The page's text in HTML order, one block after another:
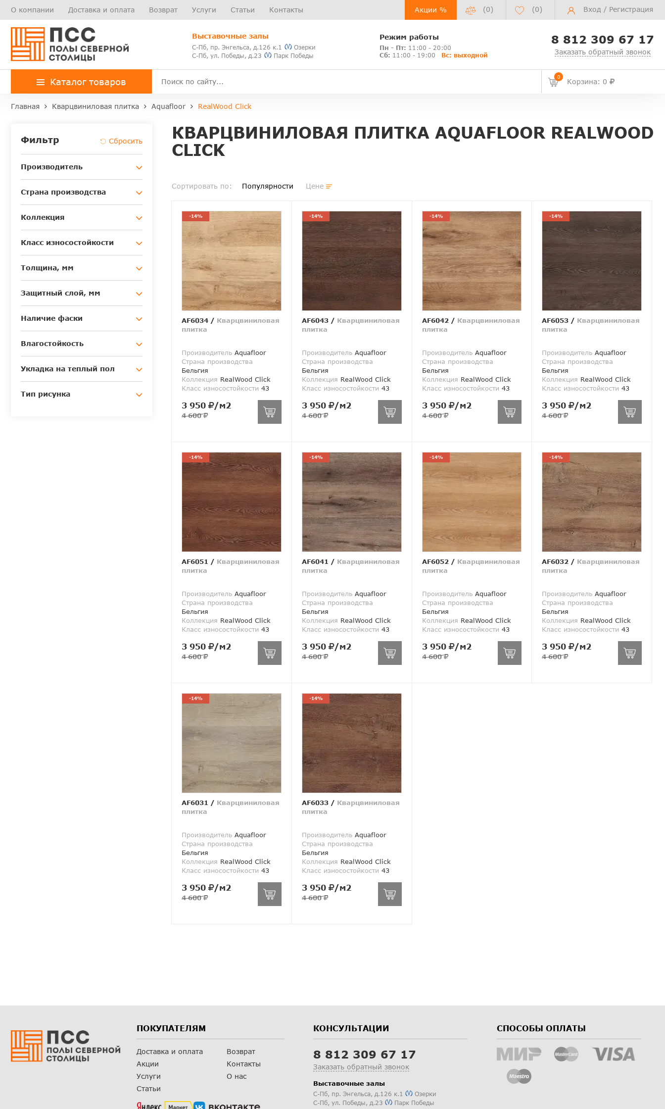
О компании Доставка и оплата Возврат Услуги Статьи Контакты Акции % (0) (0) Вход / Регистрация
Выставочные залы
С-Пб, пр. Энгельса, д.126 к.1
Озерки
С-Пб, ул. Победы, д.23
Парк Победы
Режим работы
Пн - Пт: 11:00 - 20:00
Сб: 11:00 - 19:00 Вс: выходной
8 812 309 67 17
Заказать обратный звонок
Каталог товаров 0
Корзина: 0
Главная Кварцвиниловая плитка Aquafloor RealWood Click
Фильтр
Производитель
Страна производства
Коллекция
Класс износостойкости
Толщина, мм
Защитный слой, мм
Наличие фаски
Влагостойкость
Укладка на теплый пол
Тип рисунка
КВАРЦВИНИЛОВАЯ ПЛИТКА AQUAFLOOR REALWOOD
CLICK
Сортировать по: Популярности Цене
-14%
AF6034 / Кварцвиниловая
плитка
Производитель Aquafloor
Страна производства
Бельгия
Коллекция RealWood Click
Класс износостойкости 43
3 950 /м2
4 600
-14%
AF6043/ Кварцвиниловая
плитка
ПроизводительAquafloor
Страна производства
Бельгия
Коллекция RealWood Click
Класс износостойкости 43
3 950 /м2
4 600
-14%
AF6042 / Кварцвиниловая
плитка
ПроизводительAquafloor
Страна производства
Бельгия
Коллекция RealWood Click
Класс износостойкости 43
3 950 /м2
4 600
-14%
AF6053 / Кварцвиниловая
плитка
Производитель Aquafloor
Страна производства
Бельгия
Коллекция RealWood Click
Класс износостойкости 43
3 950 /м2
4 600
-14%
AF6051 / Кварцвиниловая
плитка
Производитель Aquafloor
Страна производства
Бельгия
Коллекция RealWood Click
Класс износостойкости 43
3 950 /м2
4 600
-14%
AF6041 / Кварцвиниловая
плитка
ПроизводительAquafloor
Страна производства
Бельгия
Коллекция RealWood Click
Класс износостойкости 43
3 950 /м2
4 600
-14%
AF6052 / Кварцвиниловая
плитка
ПроизводительAquafloor
Страна производства
Бельгия
Коллекция RealWood Click
Класс износостойкости 43
3 950 /м2
4 600
-14%
AF6032 / Кварцвиниловая
плитка
Производитель Aquafloor
Страна производства
Бельгия
Коллекция RealWood Click
Класс износостойкости 43
3 950 /м2
4 600
-14%
AF6031 / Кварцвиниловая
плитка
Производитель Aquafloor
Страна производства
Бельгия
Коллекция RealWood Click
Класс износостойкости 43
3 950 /м2
4 600
-14%
AF6033/ Кварцвиниловая
плитка
ПроизводительAquafloor
Страна производства
Бельгия
Коллекция RealWood Click
Класс износостойкости 43
3 950 /м2
4 600
ПОКУПАТЕЛЯМ
Доставка и оплата
Акции
Услуги
Статьи
Возврат
Контакты
О нас
КОНСУЛЬТАЦИИ
8 812 309 67 17
Заказать обратный звонок
Выставочные залы
С-Пб, пр. Энгельса, д.126 к.1
Озерки
С-Пб, ул. Победы, д.23 Парк Победы
СПОСОБЫ ОПЛАТЫ